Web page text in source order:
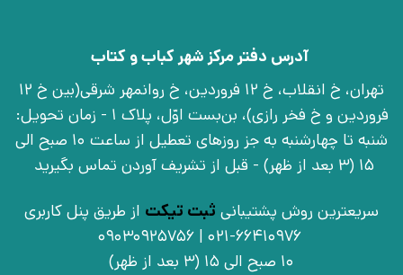
آدرس دفتر مرکز شهر کباب و کتاب
تهران، خ انقلاب، خ 12 فروردین، خ روانمهر شرقی(بین خ 12
فروردین و خ فخر رازی)، بن‌بست اوّل، پلاک 1 - زمان تحویل:
شنبه تا چهارشنبه به جز روزهای تعطیل از ساعت 10 صبح الی
15 (3 بعد از ظهر) - قبل از تشریف آوردن تماس بگیرید
سریعترین روش پشتیبانی ثبت تیکت از طریق پنل کاربری
021-66410976 | 09030925756
10 صبح الی 15 (3 بعد از ظهر)